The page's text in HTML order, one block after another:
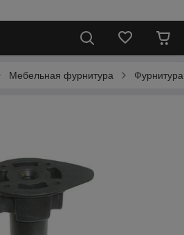
Мебельная фурнитура